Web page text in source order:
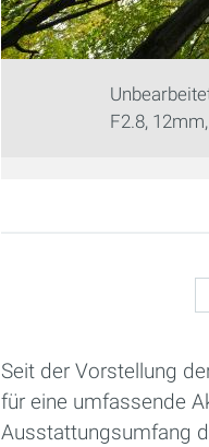
F2.8,
Seit der Vorstellung
für eine umfassende
Ausstattungsumfang